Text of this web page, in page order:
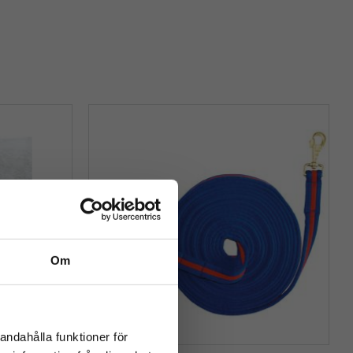
Om
funktioner för
close